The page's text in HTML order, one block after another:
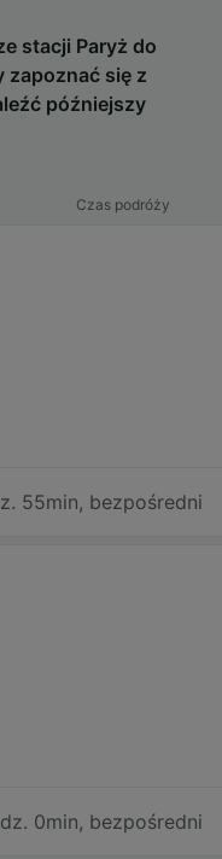
stacji Paryż do
zapoznać się z
późniejszy
Czas podróży
55min, bezpośredni
0min, bezpośredni